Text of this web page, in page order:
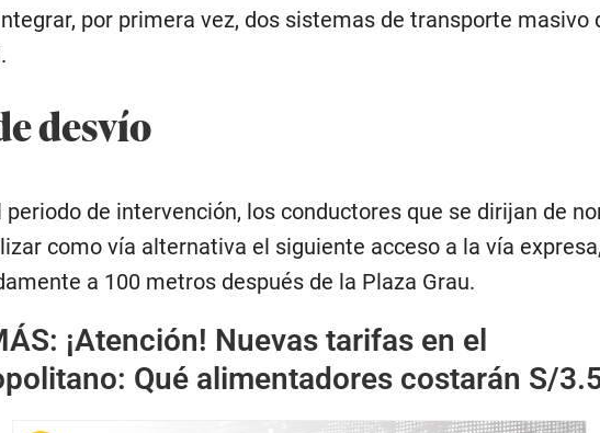
por primera vez, dos sistemas de transporte masivo
desvío
periodo de intervención, los conductores que se dirijan de
como vía alternativa el siguiente acceso a la vía
a 100 metros después de la Plaza Grau.
¡Atención! Nuevas tarifas en el
Qué alimentadores costarán S/